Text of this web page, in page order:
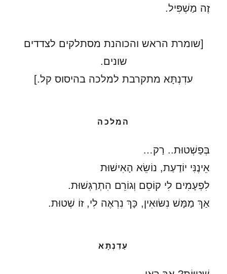
זֶה מַשְׁפִּיל.
[שומרת הראש והכוהנת מסתלקים לצדדים
שונים.
עדִנְתָּא מתקרבת למלכה בהיסוס קל.]
המלכה
בְּפַשְׁטוּת.. רַק…
אֵינֶנִּי יוֹדַעַת, נוֹשֵׂא הָאִישׁוּת
לִפְעָמִים לִי קוֹסֵם וְגוֹרֵם הִתְרַגְּשׁוּת.
אַךְ מַמָּשׁ נִשּׂוּאִין, כָּךְ נִרְאֶה לִי, זוֹ שְׁטוּת.
עַדִנְתָּא